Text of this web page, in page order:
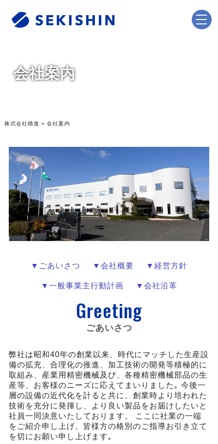
会社案内
株式会社積進 > 会社案内
▼ごあいさつ ▼会社概要 ▼経営方針
▼一般事業主行動計画 ▼会社沿革
Greeting
ごあいさつ
弊社は昭和40年の創業以来、時代にマッチした生産設
備の拡充、合理化の推進、加工技術の開発等積極的に
取組み、産業用精密機械及び、各種精密機械部品の生
産等、お客様のニーズに応えてまいりました｡ 今後一
層の設備の近代化を計ると共に、創業時より培われた
技術を充分に発揮し、より良い製品をお届けしたいと
社員一同決意いたしております。 ここに社業の一端
をご紹介申し上げ、皆様方の格別のご指導お引き立て
を切にお願い申し上げます｡